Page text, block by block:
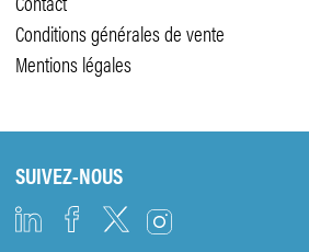
Conditions générales de vente
Mentions légales
SUIVEZ-NOUS